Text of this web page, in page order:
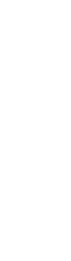
lifeatmvb/
mvbbooks